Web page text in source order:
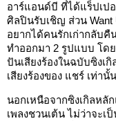
อาร์แอนด์บี ที่ได้แร็ปเป
ศิลปินรับเชิญ ส่วน Want
อยากได้คนรักเก่ากลับคื
ทำออกมา 2 รูปแบบ โด
ปันเสียงร้องในฉบับซิงเ
เสียงร้องของ แชร์ เท่านั้น
นอกเหนือจากซิงเกิลหลั
เพลงชวนเต้น ไม่ว่าจะเ